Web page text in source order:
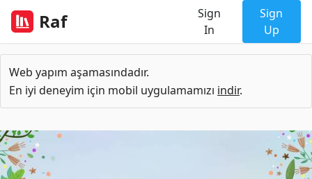
Raf
Sign
In
Sign
Up
Web yapım aşamasındadır.
En iyi deneyim için mobil uygulamamızı indir.